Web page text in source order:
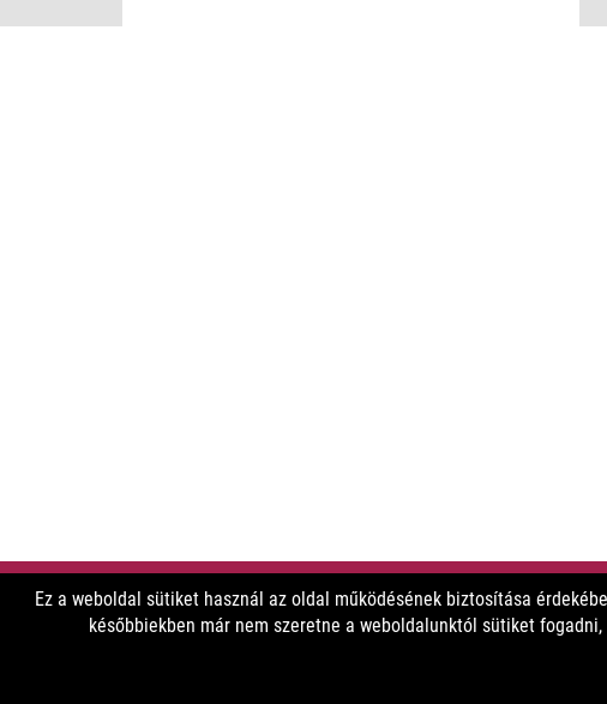
Ez a weboldal sütiket használ az oldal működésének biztosítása
későbbiekben már nem szeretne a weboldalunktól sütiket